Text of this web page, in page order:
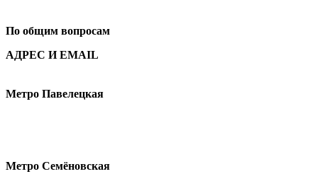
По общим вопросам
АДРЕС И EMAIL
Метро Павелецкая
Метро Семёновская